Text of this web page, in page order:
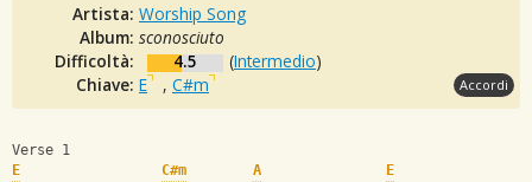
Artista: Worship Song
Album: sconosciuto
Difficoltà:
4.5 (Intermedio)
Chiave: E , C#m Accordi
Verse 1
E
C#m A
E